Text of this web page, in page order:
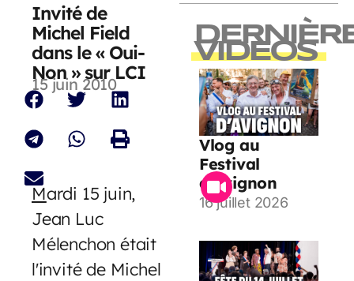
Invité de
Michel Field
dans le « Oui-
Non » sur LCI
15 juin 2010
Mardi 15 juin,
Jean Luc
Mélenchon était
l'invité de Michel
VIDEOS
Vlog au
Festival
d’Avignon
16 juillet 2026